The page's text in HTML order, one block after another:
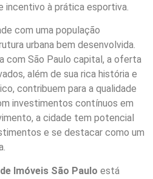
incentivo à prática esportiva.
com uma população
urbana bem desenvolvida.
com São Paulo capital, a oferta
além de sua rica história e
contribuem para a qualidade
investimentos contínuos em
a cidade tem potencial
e se destacar como um
Imóveis São Paulo está